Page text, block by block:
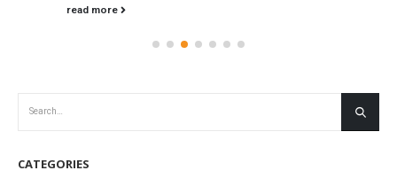
read more
CATEGORIES